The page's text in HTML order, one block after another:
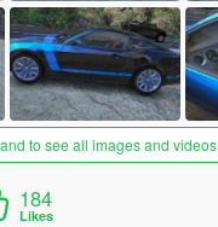
to see all images and videos
184
Likes